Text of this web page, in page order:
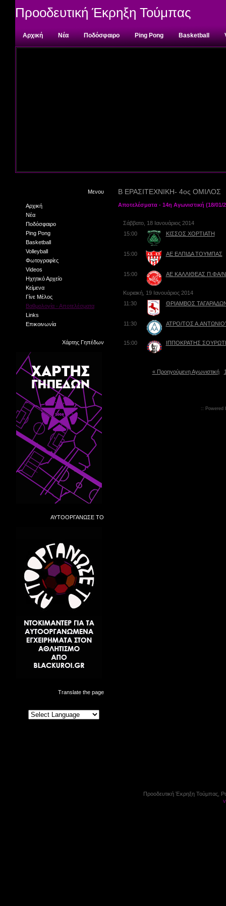
Προοδευτική Έκρηξη Τούμπας
Αρχική Νέα Ποδόσφαιρο Ping Pong Basketball
Μενου
Αρχική
Νέα
Ποδόσφαιρο
Ping Pong
Basketball
Volleyball
Φωτογραφίες
Videos
Ηχητικό Αρχείο
Κείμενα
Γίνε Μέλος
Βαθμολογία - Αποτελέσματα
Links
Επικοινωνία
Χάρτης Γηπέδων
ΑΥΤΟΟΡΓΑΝΩΣΕ ΤΟ
Translate the page
Β ΕΡΑΣΙΤΕΧΝΙΚΗ- 4ος ΟΜΙΛΟΣ
Αποτελέσματα - 14η Αγωνιστική (18/01/
Σάββατο, 18 Ιανουάριος 2014
15:00
ΚΙΣΣΟΣ ΧΟΡΤΙΑΤΗ
15:00 ΑΕ ΕΛΠΙΔΑ ΤΟΥΜΠΑΣ
15:00 ΑΕ ΚΑΛΛΙΘΕΑΣ Π.ΦΑ/
Κυριακή, 19 Ιανουάριος 2014
11:30
ΘΡΙΑΜΒΟΣ
11:30 ΑΤΡΟ/ΤΟΣ
15:00 ΙΠΠΟΚΡΑΤΗΣ
« Προηγούμενη Αγωνιστική
:: Powered
Προοδευτική Έκρηξη Τούμπας,